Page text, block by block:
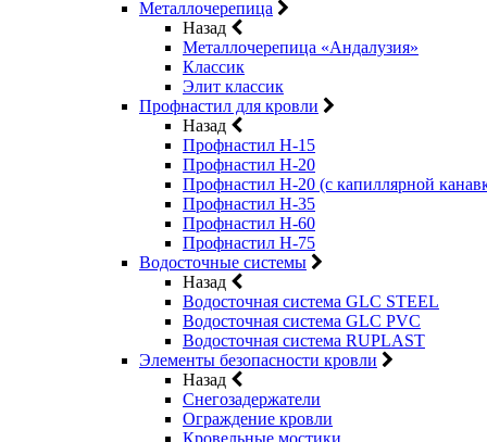
Металлочерепица
Назад
Металлочерепица «Андалузия»
Классик
Элит классик
Профнастил для кровли
Назад
Профнастил Н-15
Профнастил Н-20
Профнастил Н-20 (с капиллярной
Профнастил Н-35
Профнастил Н-60
Профнастил Н-75
Водосточные системы
Назад
Водосточная система GLC STEEL
Водосточная система GLC PVC
Водосточная система RUPLAST
Элементы безопасности кровли
Назад
Снегозадержатели
Ограждение кровли
Кровельные мостики